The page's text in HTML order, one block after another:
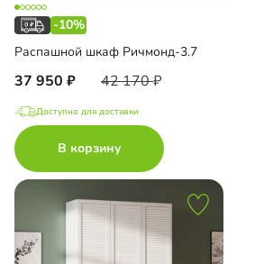
-10%
Распашной шкаф Ричмонд-3.7
37 950 42 170
Доступно для доставки
В корзину